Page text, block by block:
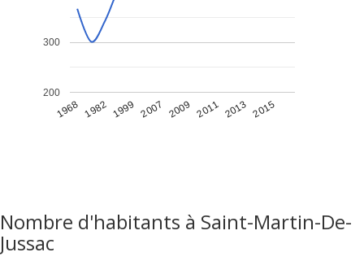
1968 1982 1999 2007 2009 2011 2013 2015
200
300
Nombre d'habitants à Saint-Martin-De-
Jussac